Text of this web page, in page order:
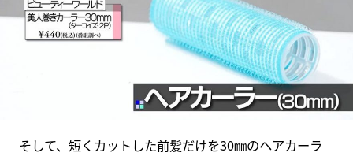
そして、短くカットした前髪だけを30㎜のヘアカーラ